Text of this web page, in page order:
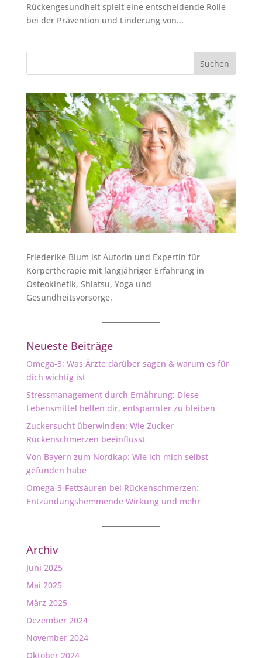
Rückengesundheit spielt eine entscheidende Rolle
bei der Prävention und Linderung von...
Friederike Blum ist Autorin und Expertin für
Körpertherapie mit langjähriger Erfahrung in
Osteokinetik, Shiatsu, Yoga und
Gesundheitsvorsorge.
Neueste Beiträge
Omega-3: Was Ärzte darüber sagen & warum es für
dich wichtig ist
Stressmanagement durch Ernährung: Diese
Lebensmittel helfen dir, entspannter zu bleiben
Zuckersucht überwinden: Wie Zucker
Rückenschmerzen beeinflusst
Von Bayern zum Nordkap: Wie ich mich selbst
gefunden habe
Omega-3-Fettsäuren bei Rückenschmerzen:
Entzündungshemmende Wirkung und mehr
Archiv
Juni 2025
Mai 2025
März 2025
Dezember 2024
November 2024
Oktober 2024